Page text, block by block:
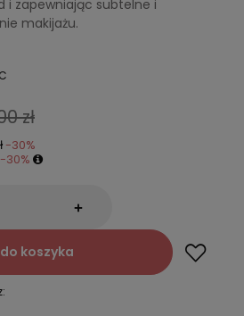
i zapewniając subtelne i
makijażu.
zł
-30%
-30%
+
koszyka